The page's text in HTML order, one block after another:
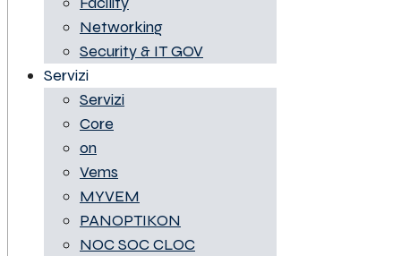
Networking
Security & IT GOV
Servizi
Servizi
Core
on
Vems
MYVEM
PANOPTIKON
NOC SOC CLOC